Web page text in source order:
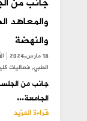
والمعاهد
والنهضة
18 مارس,2024 |
الطبي,فعاليات
جانب من
الجامعة...
قراءة المزيد